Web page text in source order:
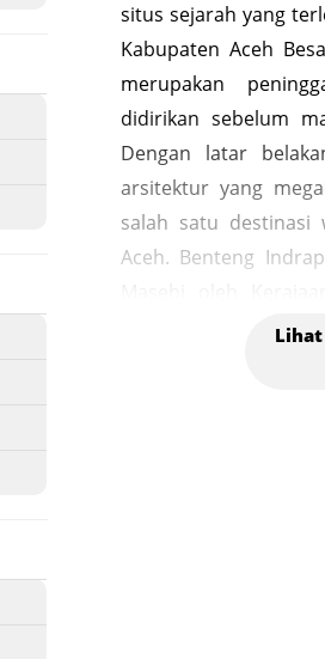
situs sejarah yang
Kabupaten Aceh
merupakan
didirikan sebelum
Dengan latar
arsitektur yang
salah satu destinasi
Aceh. Benteng
Hindu yang pernah
dibangun untuk